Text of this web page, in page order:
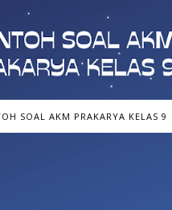
SOAL AKM PRAKARYA KELAS 9